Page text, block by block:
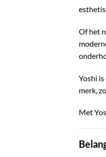
Of het
Yoshi
merk,
Met